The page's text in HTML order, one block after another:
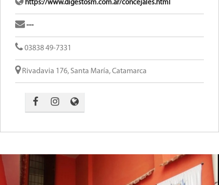
https://www.digestosm.com.ar/concejales.html
---
03838 49-7331
Rivadavia 176, Santa María, Catamarca